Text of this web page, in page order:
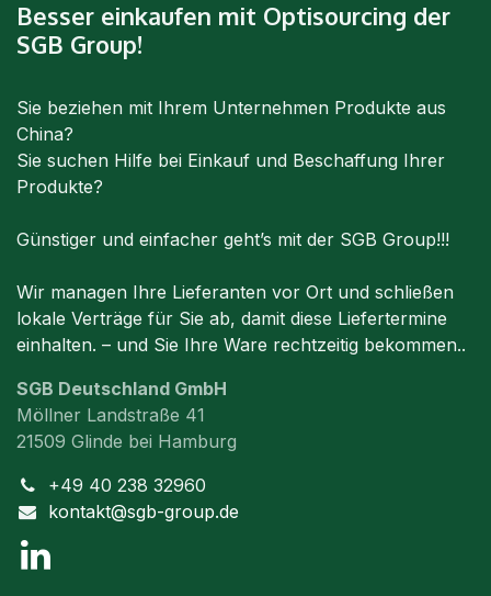
Besser einkaufen mit Optisourcing der
SGB Group!
Sie beziehen mit Ihrem Unternehmen Produkte aus
China?
Sie suchen Hilfe bei Einkauf und Beschaffung Ihrer
Produkte?
Günstiger und einfacher geht’s mit der SGB Group!!!
Wir managen Ihre Lieferanten vor Ort und schließen
lokale Verträge für Sie ab, damit diese Liefertermine
einhalten. – und Sie Ihre Ware rechtzeitig bekommen..
SGB Deutschland GmbH
Möllner Landstraße 41
21509 Glinde bei Hamburg
+49 40 238 32960
kontakt@sgb-group.de